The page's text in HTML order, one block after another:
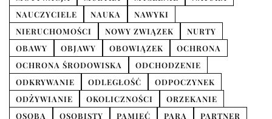
NAUCZYCIELE
NAUKA
NAWYKI
NIERUCHOMOŚCI
NOWY ZWIĄZEK
NURTY
OBAWY
OBJAWY OBOWIĄZEK
OCHRONA
OCHRONA ŚRODOWISKA
ODCHODZENIE
ODKRYWANIE
ODLEGŁOŚĆ
ODPOCZYNEK
ODŻYWIANIE
OKOLICZNOŚCI
ORZEKANIE
OSOBA
OSOBISTY PAMIĘĆ PARA PARTNER